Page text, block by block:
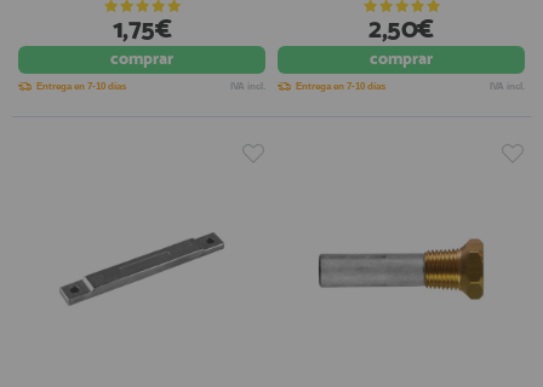
1,75€
comprar
Entrega en 7-10 días IVA incl.
2,50€
comprar
Entrega en 7-10 días IVA incl.